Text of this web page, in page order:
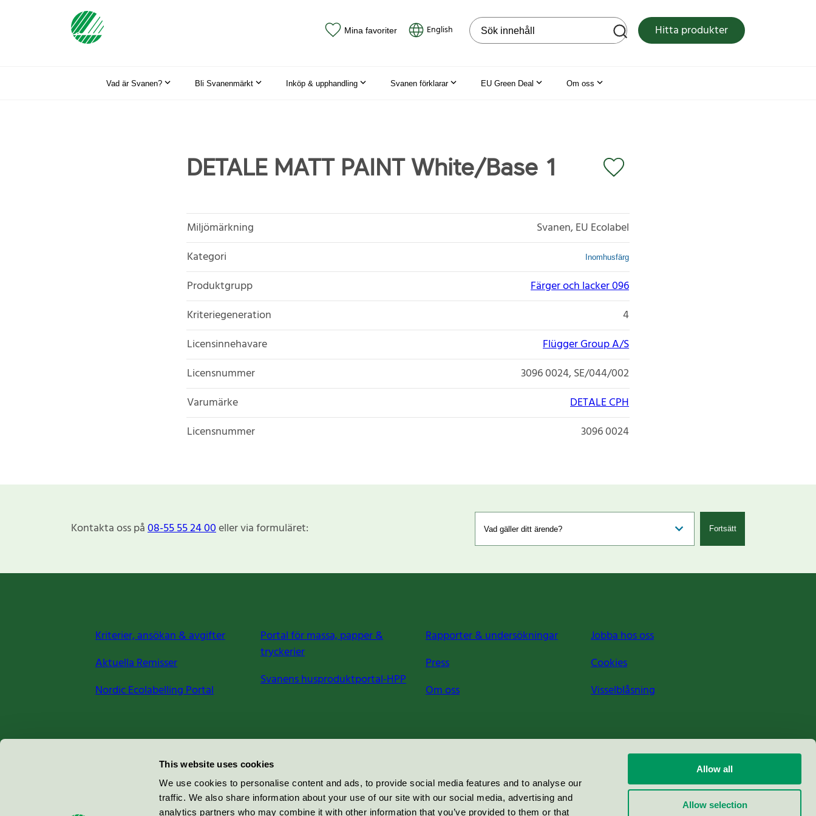
This website uses cookies
We use cookies to personalise content and ads, to provide social media features and to analyse our
traffic. We also share information about your use of our site with our social media, advertising and
analytics partners who may combine it with other information that you’ve provided to them or that
Allow all
Allow selection
Mina favoriter English Sök på webbplatsen Hitta produkter
Vad är Svanen? Bli Svanenmärkt Inköp & upphandling Svanen förklarar EU Green Deal Om oss
DETALE MATT PAINT White/Base 1
Miljömärkning
Svanen, EU Ecolabel
Kategori
Inomhusfärg
Produktgrupp
Färger och lacker 096
Kriteriegeneration
4
Licensinnehavare
Flügger Group A/S
Licensnummer
3096 0024, SE/044/002
Varumärke
DETALE CPH
Licensnummer
3096 0024
Kontakta oss på08-55 55 24 00eller via formuläret: Fortsätt
Kriterier, ansökan & avgifter
Aktuella Remisser
Nordic Ecolabelling Portal
Portal för massa, papper &
tryckerier
Svanens husproduktportal-HPP
Rapporter & undersökningar
Press
Om oss
Jobba hos oss
Cookies
Visselblåsning
Miljömärkning Sverige AB
100 64